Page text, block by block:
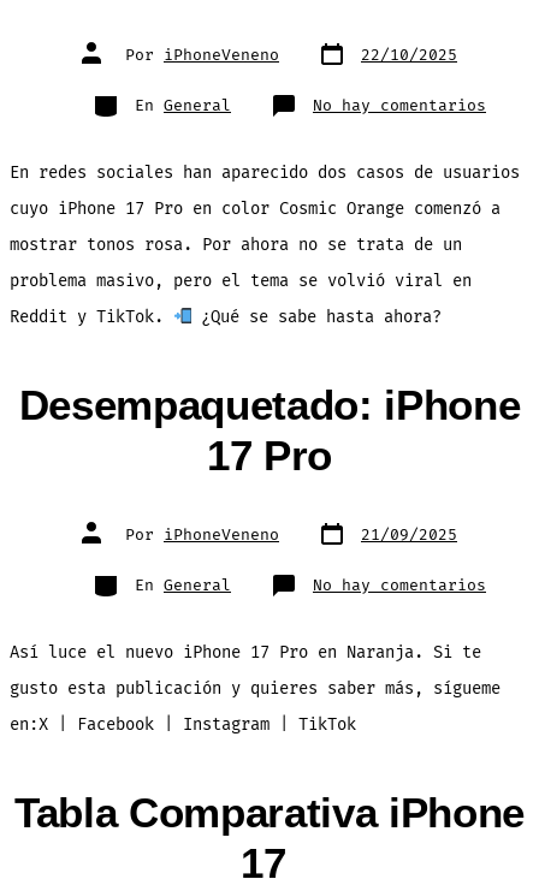
Autor
de Por iPhoneVeneno Fecha
de 22/10/2025
Categorías
En General No hay comentarios
a
Color
En redes sociales han aparecido dos casos de usuarios
cuyo iPhone 17 Pro en color Cosmic Orange comenzó a
mostrar tonos rosa. Por ahora no se trata de un
problema masivo, pero el tema se volvió viral en
Reddit y TikTok.
¿Qué se sabe hasta ahora?
Desempaquetado: iPhone
17 Pro
Autor
de Por iPhoneVeneno Fecha
de 21/09/2025
Categorías
En General No hay comentarios
Así luce el nuevo iPhone 17 Pro en Naranja. Si te
gusto esta publicación y quieres saber más, sígueme
en:X | Facebook | Instagram | TikTok
Tabla Comparativa iPhone
17